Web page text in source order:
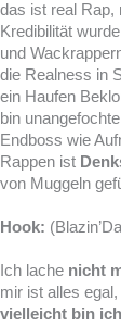
das ist real Rap,
Kredibilität
und
die Realness in
ein Haufen
bin
Endboss wie
Rappen ist
von Muggeln
Hook:
Ich lache nicht
mir ist alles
vielleicht bin